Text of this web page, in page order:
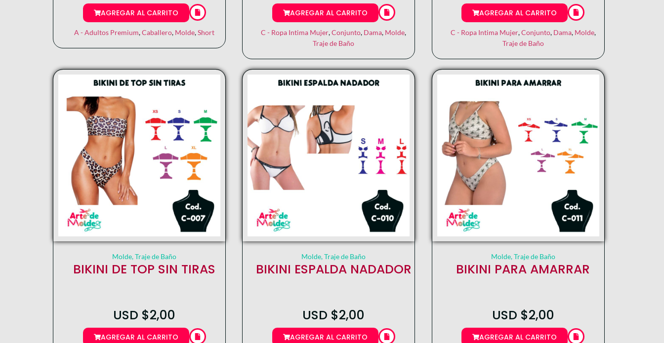
AGREGAR AL CARRITO
A - Adultos Premium,Caballero, Molde,Short
AGREGAR AL CARRITO
C - Ropa Intima Mujer,Conjunto, Dama, Molde,
Traje de Baño
AGREGAR AL CARRITO
C - Ropa Intima Mujer,Conjunto, Dama, Molde,
Traje de Baño
Molde,Traje de Baño
BIKINI DE TOP SIN TIRAS
USD $2,00
AGREGAR AL CARRITO
Molde,Traje de Baño
BIKINI ESPALDA NADADOR
USD $2,00
AGREGAR AL CARRITO
Molde,Traje de Baño
BIKINI PARA AMARRAR
USD $2,00
AGREGAR AL CARRITO